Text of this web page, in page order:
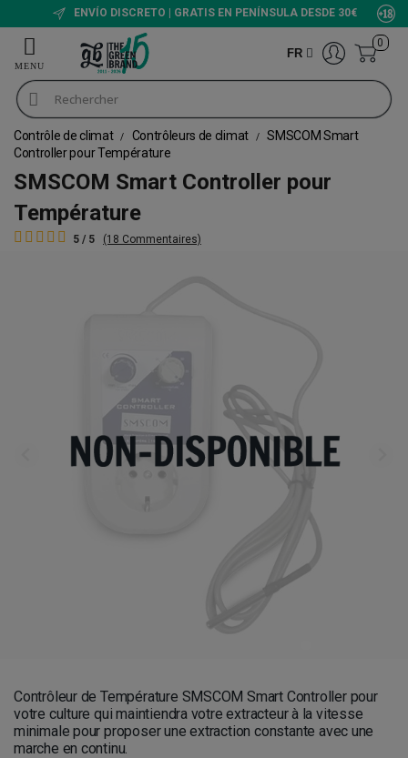
ENVÍO DISCRETO | GRATIS EN PENÍNSULA DESDE 30€
FR
0
Contrôle de climat Contrôleurs de climat
SMSCOM Smart
Controller pour Température
SMSCOM Smart Controller pour
Température
5 / 5 (18 Commentaires)
Contrôleur de Température SMSCOM Smart Controller pour
votre culture qui maintiendra votre extracteur à la vitesse
minimale pour proposer une extraction constante avec une
marche en continu.